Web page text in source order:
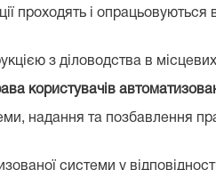
проходять і опрацьовуються
з діловодства в
користувачів
надання та позбавлення
системи у